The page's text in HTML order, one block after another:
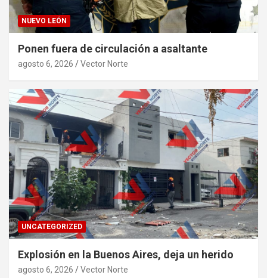
NUEVO LEÓN
Ponen fuera de circulación a asaltante
agosto 6, 2026 Vector Norte
UNCATEGORIZED
Explosión en la Buenos Aires, deja un herido
agosto 6, 2026 Vector Norte